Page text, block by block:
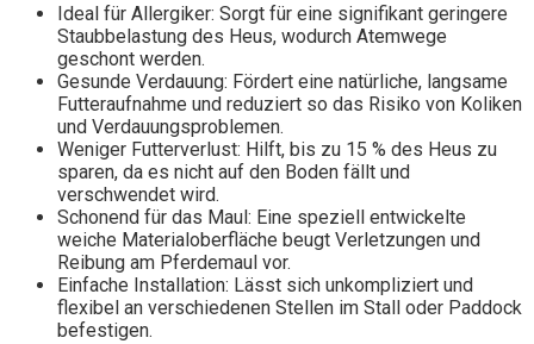
Ideal für Allergiker: Sorgt für eine signifikant geringere
Staubbelastung des Heus, wodurch Atemwege
geschont werden.
Gesunde Verdauung: Fördert eine natürliche, langsame
Futteraufnahme und reduziert so das Risiko von Koliken
und Verdauungsproblemen.
Weniger Futterverlust: Hilft, bis zu 15 % des Heus zu
sparen, da es nicht auf den Boden fällt und
verschwendet wird.
Schonend für das Maul: Eine speziell entwickelte
weiche Materialoberfläche beugt Verletzungen und
Reibung am Pferdemaul vor.
Einfache Installation: Lässt sich unkompliziert und
flexibel an verschiedenen Stellen im Stall oder Paddock
befestigen.